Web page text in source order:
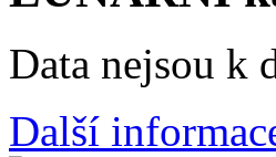
Data nejsou k
Další